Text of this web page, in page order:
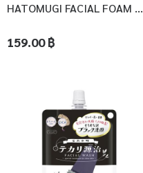
HATOMUGI FACIAL FOAM ...
159.00 ฿